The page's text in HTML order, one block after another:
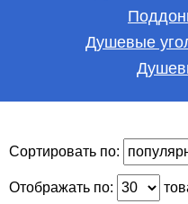
Душевые
Сортировать по:
Отображать по: